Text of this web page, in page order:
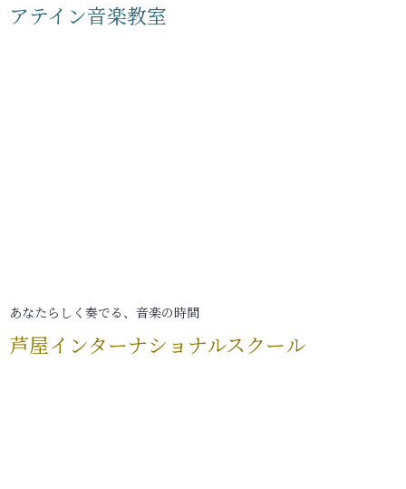
アテイン音楽教室
あなたらしく奏でる、音楽の時間
芦屋インターナショナルスクール